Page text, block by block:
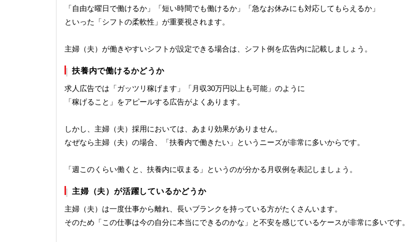
「自由な曜日で働けるか」「短い時間でも働けるか」「急なお休みにも対応してもらえるか」
といった「シフトの柔軟性」が重要視されます。
主婦（夫）が働きやすいシフトが設定できる場合は、シフト例を広告内に記載しましょう。
扶養内で働けるかどうか
求人広告では「ガッツリ稼げます」「月収30万円以上も可能」のように
「稼げること」をアピールする広告がよくあります。
しかし、主婦（夫）採用においては、あまり効果がありません。
なぜなら主婦（夫）の場合、「扶養内で働きたい」というニーズが非常に多いからです。
「週このくらい働くと、扶養内に収まる」というのが分かる月収例を表記しましょう。
主婦（夫）が活躍しているかどうか
主婦（夫）は一度仕事から離れ、長いブランクを持っている方がたくさんいます。
そのため「この仕事は今の自分に本当にできるのかな」と不安を感じているケースが非常に多いです。